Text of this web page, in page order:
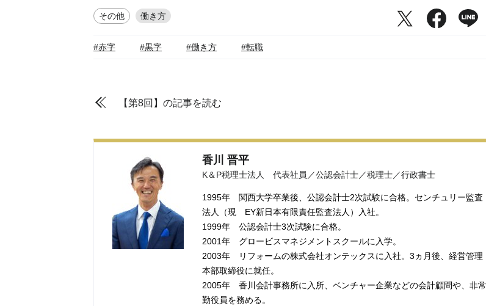
その他 働き方
#赤字 #黒字 #働き方 #転職
【第8回】の記事を読む
香川 晋平
K＆P税理士法人 代表社員／公認会計士／税理士／行政書士
1995年 関西大学卒業後、公認会計士2次試験に合格。センチュリー監査
法人（現 EY新日本有限責任監査法人）入社。
1999年 公認会計士3次試験に合格。
2001年 グロービスマネジメントスクールに入学。
2003年 リフォームの株式会社オンテックスに入社。3ヵ月後、経営管理
本部取締役に就任。
2005年 香川会計事務所に入所、ベンチャー企業などの会計顧問や、非常
勤役員を務める。